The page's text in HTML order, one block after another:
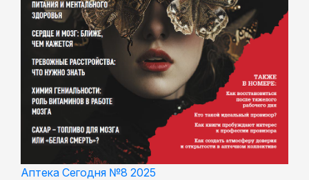
Аптека Сегодня №8 2025